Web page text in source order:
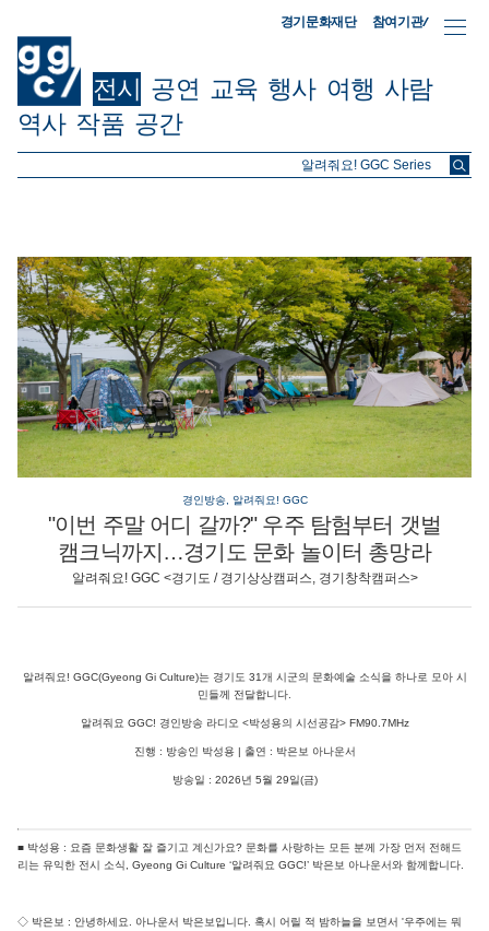
경기문화재단 참여기관/
전시 공연 교육 행사 여행 사람
역사 작품 공간
ggc/
경인방송, 알려줘요! GGC
"이번 주말 어디 갈까?" 우주 탐험부터 갯벌
캠크닉까지…경기도 문화 놀이터 총망라
알려줘요! GGC <경기도 / 경기상상캠퍼스, 경기창착캠퍼스>
알려줘요! GGC(Gyeong Gi Culture)는 경기도 31개 시군의 문화예술 소식을 하나로 모아 시
민들께 전달합니다.
알려줘요 GGC! 경인방송 라디오 <박성용의 시선공감> FM90.7MHz
진행 : 방송인 박성용 | 출연 : 박은보 아나운서
방송일 : 2026년 5월 29일(금)
■ 박성용 : 요즘 문화생활 잘 즐기고 계신가요? 문화를 사랑하는 모든 분께 가장 먼저 전해드
리는 유익한 전시 소식, Gyeong Gi Culture ‘알려줘요 GGC!’ 박은보 아나운서와 함께합니다.
◇ 박은보 : 안녕하세요. 아나운서 박은보입니다. 혹시 어릴 적 밤하늘을 보면서 '우주에는 뭐